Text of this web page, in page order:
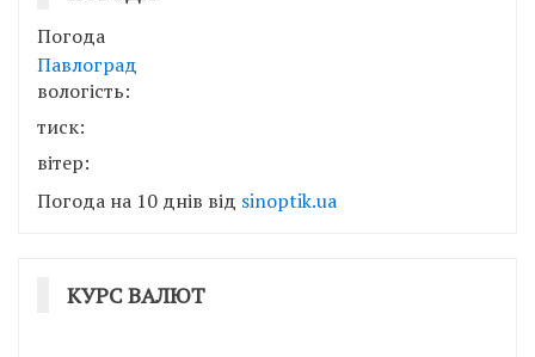
Погода
Павлоград
вологість:
тиск:
вітер:
Погода на 10 днів від sinoptik.ua
КУРС ВАЛЮТ